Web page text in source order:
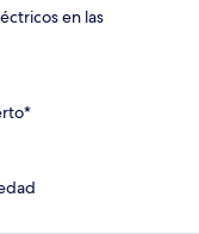
en las